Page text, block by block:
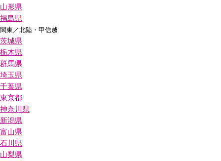
山形県
福島県
関東／北陸・甲信越
茨城県
栃木県
群馬県
埼玉県
千葉県
東京都
神奈川県
新潟県
富山県
石川県
山梨県